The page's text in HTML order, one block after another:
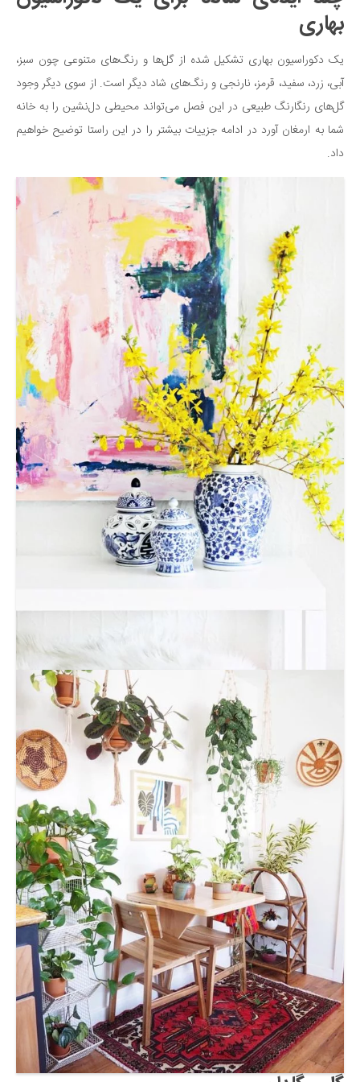
دانستنی‌ها
طنز
فال
مسابقه
اخبار
بهاری
یک دکوراسیون بهاری تشکیل شده از گل‌ها و رنگ‌های متنوعی چون سبز،
آبی، زرد، سفید، قرمز، نارنجی و رنگ‌های شاد دیگر است. از سوی دیگر وجود
گل‌های رنگارنگ طبیعی در این فصل می‌تواند محیطی دل‌نشین را به خانه
شما به ارمغان آورد در ادامه جزییات بیشتر را در این راستا توضیح خواهیم
داد.